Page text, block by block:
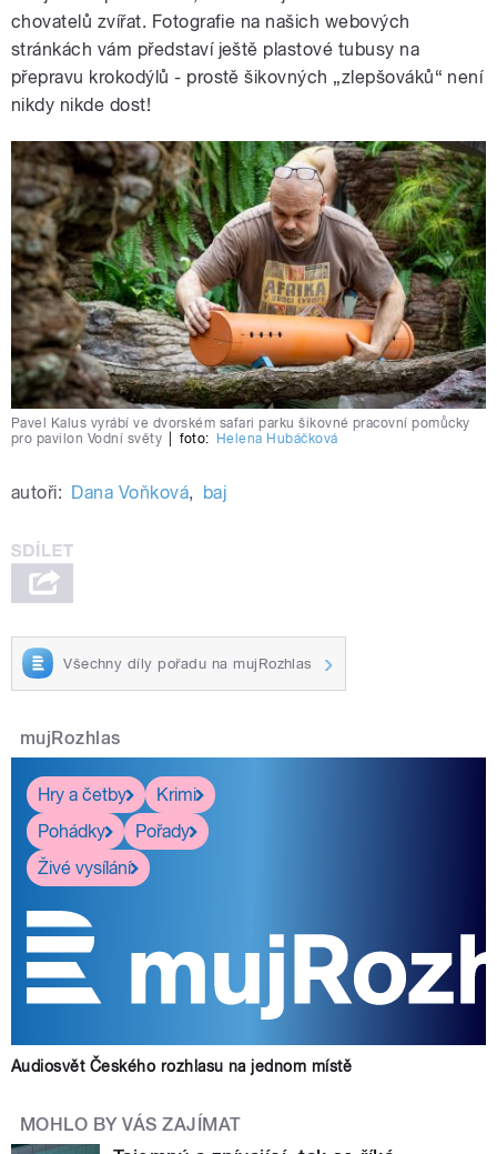
chovatelů zvířat. Fotografie na našich webových
stránkách vám představí ještě plastové tubusy na
přepravu krokodýlů - prostě šikovných „zlepšováků“ není
nikdy nikde dost!
Pavel Kalus vyrábí ve dvorském safari parku šikovné pracovní pomůcky
pro pavilon Vodní světy
foto: Helena Hubáčková
autoři: Dana Voňková, baj
Všechny díly pořadu na mujRozhlas
mujRozhlas
Hry a četby
Krimi
Pohádky
Pořady
Živé vysílání
Audiosvět Českého rozhlasu na jednom místě
MOHLO BY VÁS ZAJÍMAT